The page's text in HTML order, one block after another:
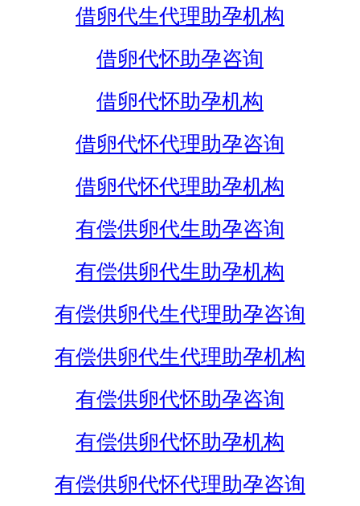
借卵代生代理助孕机构
借卵代怀助孕咨询
借卵代怀助孕机构
借卵代怀代理助孕咨询
借卵代怀代理助孕机构
有偿供卵代生助孕咨询
有偿供卵代生助孕机构
有偿供卵代生代理助孕咨询
有偿供卵代生代理助孕机构
有偿供卵代怀助孕咨询
有偿供卵代怀助孕机构
有偿供卵代怀代理助孕咨询